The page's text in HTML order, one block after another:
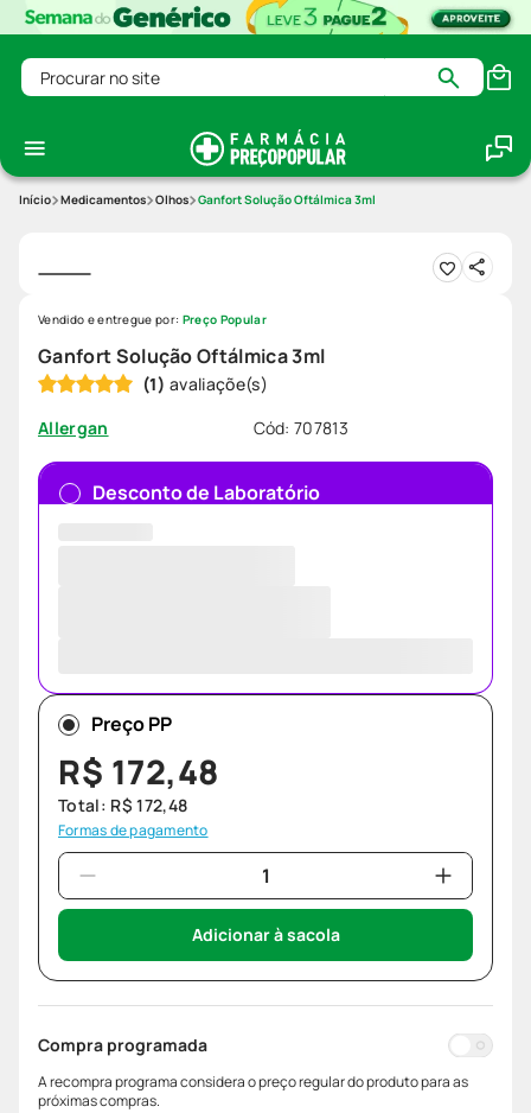
Procurar no site
Medicamentos Olhos Ganfort Solução Oftálmica 3ml
Ganfort Solução Oftálmica 3ml
(1)
Allergan
Cód:707813
Vendido e entregue por: Preço Popular
Desconto de Laboratório
Preço PP
R$ 172,48
Total: R$ 172,48
Formas de pagamento
Adicionar à sacola
Compra programada
A recompra programa considera o preço regular do produto para as
próximas compras.